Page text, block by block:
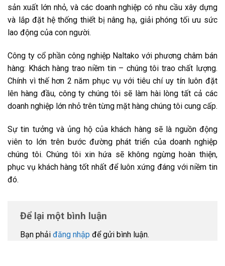
sản xuất lớn nhỏ, và các doanh nghiệp có nhu cầu xây dựng
và lắp đặt hệ thống thiết bị nâng hạ, giải phóng tối ưu sức
lao động của con người.
Công ty cổ phần công nghiệp Naltako với phương châm bán
hàng: Khách hàng trao niềm tin – chúng tôi trao chất lượng.
Chính vì thế hơn 2 năm phục vụ với tiêu chí uy tín luôn đặt
lên hàng đầu, công ty chúng tôi sẽ làm hài lòng tất cả các
doanh nghiệp lớn nhỏ trên từng mặt hàng chúng tôi cung cấp.
Sự tin tưởng và ủng hộ của khách hàng sẽ là nguồn động
viên to lớn trên bước đường phát triển của doanh nghiệp
chúng tôi. Chúng tôi xin hứa sẽ không ngừng hoàn thiện,
phục vụ khách hàng tốt nhất để luôn xứng đáng với niềm tin
đó.
Để lại một bình luận
Bạn phải đăng nhập để gửi bình luận.